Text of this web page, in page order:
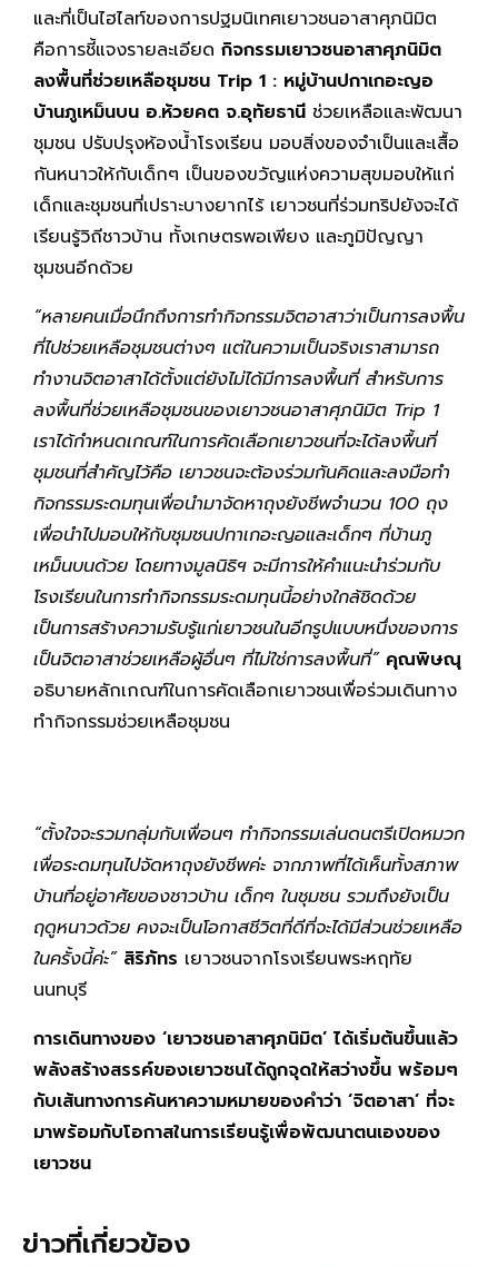
และที่เป็นไฮไลท์ของการปฐมนิเทศเยาวชนอาสาศุภนิมิต
คือการชี้แจงรายละเอียด กิจกรรมเยาวชนอาสาศุภนิมิต
ลงพื้นที่ช่วยเหลือชุมชน Trip 1 : หมู่บ้านปกาเกอะญอ
บ้านภูเหม็นบน อ.ห้วยคต จ.อุทัยธานี ช่วยเหลือและพัฒนา
ชุมชน ปรับปรุงห้องน้ำโรงเรียน มอบสิ่งของจำเป็นและเสื้อ
กันหนาวให้กับเด็กๆ เป็นของขวัญแห่งความสุขมอบให้แก่
เด็กและชุมชนที่เปราะบางยากไร้ เยาวชนที่ร่วมทริปยังจะได้
เรียนรู้วิถีชาวบ้าน ทั้งเกษตรพอเพียง และภูมิปัญญา
ชุมชนอีกด้วย
“หลายคนเมื่อนึกถึงการทำกิจกรรมจิตอาสาว่าเป็นการลงพื้น
ที่ไปช่วยเหลือชุมชนต่างๆ แต่ในความเป็นจริงเราสามารถ
ทำงานจิตอาสาได้ตั้งแต่ยังไม่ได้มีการลงพื้นที่ สำหรับการ
ลงพื้นที่ช่วยเหลือชุมชนของเยาวชนอาสาศุภนิมิต Trip 1
เราได้กำหนดเกณฑ์ในการคัดเลือกเยาวชนที่จะได้ลงพื้นที่
ชุมชนที่สำคัญไว้คือ เยาวชนจะต้องร่วมกันคิดและลงมือทำ
กิจกรรมระดมทุนเพื่อนำมาจัดหาถุงยังชีพจำนวน 100 ถุง
เพื่อนำไปมอบให้กับชุมชนปกาเกอะญอและเด็กๆ ที่บ้านภู
เหม็นบนด้วย โดยทางมูลนิธิฯ จะมีการให้คำแนะนำร่วมกับ
โรงเรียนในการทำกิจกรรมระดมทุนนี้อย่างใกล้ชิดด้วย
เป็นการสร้างความรับรู้แก่เยาวชนในอีกรูปแบบหนึ่งของการ
เป็นจิตอาสาช่วยเหลือผู้อื่นๆ ที่ไม่ใช่การลงพื้นที่” คุณพิษณุ
อธิบายหลักเกณฑ์ในการคัดเลือกเยาวชนเพื่อร่วมเดินทาง
ทำกิจกรรมช่วยเหลือชุมชน
“ตั้งใจจะรวมกลุ่มกับเพื่อนๆ ทำกิจกรรมเล่นดนตรีเปิดหมวก
เพื่อระดมทุนไปจัดหาถุงยังชีพค่ะ จากภาพที่ได้เห็นทั้งสภาพ
บ้านที่อยู่อาศัยของชาวบ้าน เด็กๆ ในชุมชน รวมถึงยังเป็น
ฤดูหนาวด้วย คงจะเป็นโอกาสชีวิตที่ดีที่จะได้มีส่วนช่วยเหลือ
ในครั้งนี้ค่ะ” สิริภัทร เยาวชนจากโรงเรียนพระหฤทัย
นนทบุรี
การเดินทางของ ‘เยาวชนอาสาศุภนิมิต’ ได้เริ่มต้นขึ้นแล้ว
พลังสร้างสรรค์ของเยาวชนได้ถูกจุดให้สว่างขึ้น พร้อมๆ
กับเส้นทางการค้นหาความหมายของคำว่า ‘จิตอาสา’ ที่จะ
มาพร้อมกับโอกาสในการเรียนรู้เพื่อพัฒนาตนเองของ
เยาวชน
ข่าวที่เกี่ยวข้อง